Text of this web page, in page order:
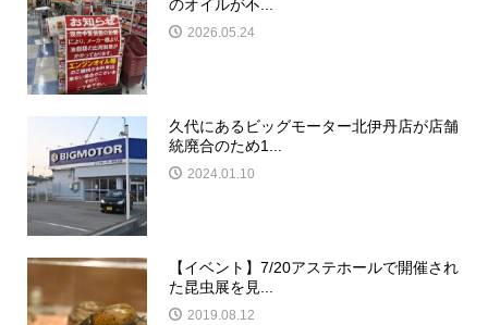
のオイルが不...
2026.05.24
久代にあるビッグモーター北伊丹店が店舗
統廃合のため1...
2024.01.10
【イベント】7/20アステホールで開催され
た昆虫展を見...
2019.08.12